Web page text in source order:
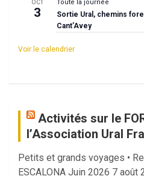
OCT
3
Toute la journée
Sortie Ural, chemins
Cant’Avey
Voir le calendrier
Activités sur le
l’Association Ural
Petits et grands voyages •
ESCALONA Juin 2026 7 août